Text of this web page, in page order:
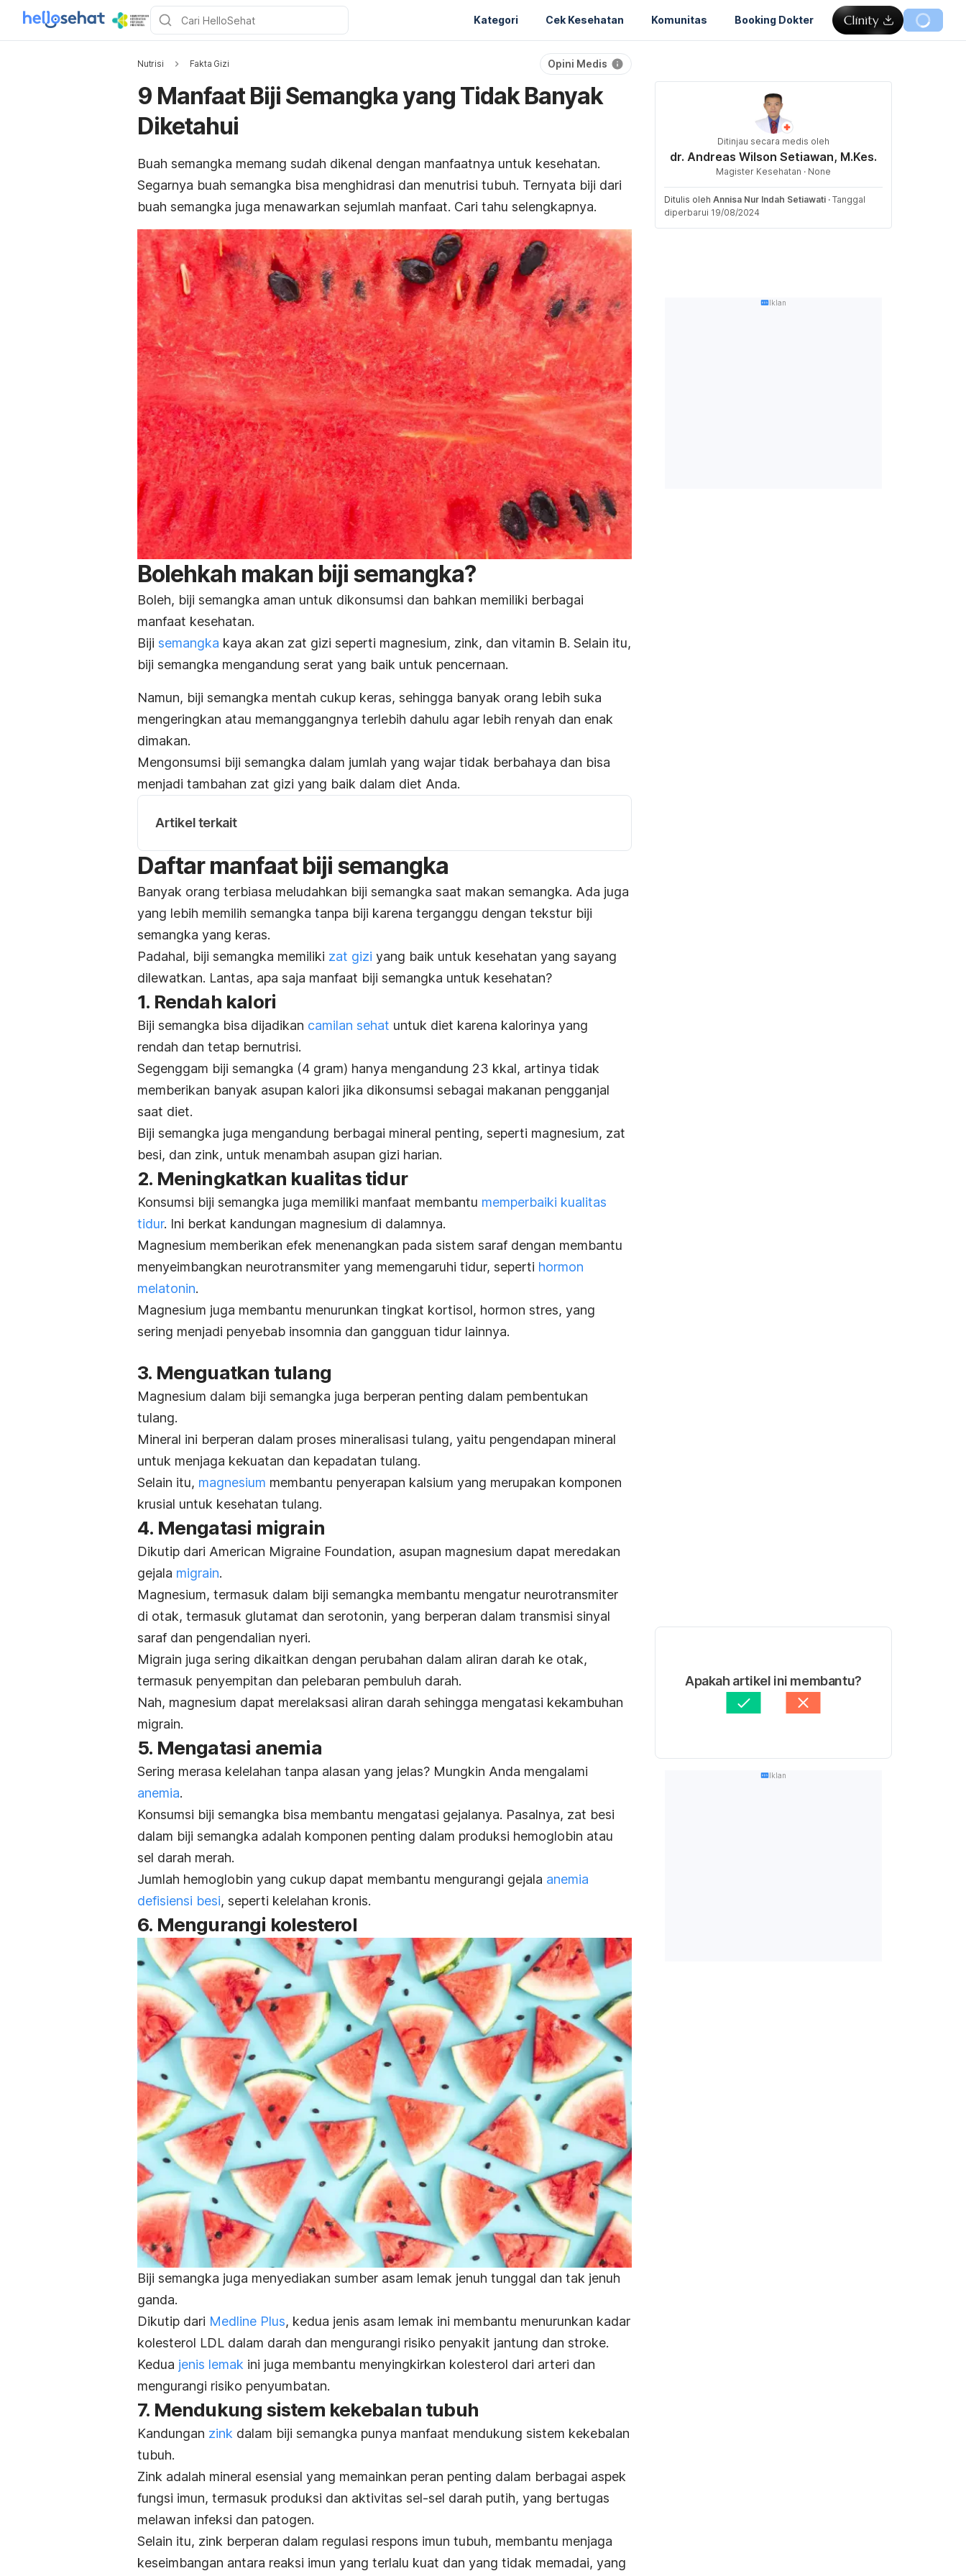
Kategori Cek Kesehatan Komunitas Booking Dokter
Nutrisi Fakta Gizi Opini Medis
9 Manfaat Biji Semangka yang Tidak Banyak
Diketahui
Buah semangka memang sudah dikenal dengan manfaatnya untuk kesehatan.
Segarnya buah semangka bisa menghidrasi dan menutrisi tubuh. Ternyata biji dari
buah semangka juga menawarkan sejumlah manfaat. Cari tahu selengkapnya.
Bolehkah makan biji semangka?
Boleh, biji semangka aman untuk dikonsumsi dan bahkan memiliki berbagai
manfaat kesehatan.
Biji semangka kaya akan zat gizi seperti magnesium, zink, dan vitamin B. Selain itu,
biji semangka mengandung serat yang baik untuk pencernaan.
Namun, biji semangka mentah cukup keras, sehingga banyak orang lebih suka
mengeringkan atau memanggangnya terlebih dahulu agar lebih renyah dan enak
dimakan.
Mengonsumsi biji semangka dalam jumlah yang wajar tidak berbahaya dan bisa
menjadi tambahan zat gizi yang baik dalam diet Anda.
Artikel terkait
Daftar manfaat biji semangka
Banyak orang terbiasa meludahkan biji semangka saat makan semangka. Ada juga
yang lebih memilih semangka tanpa biji karena terganggu dengan tekstur biji
semangka yang keras.
Padahal, biji semangka memiliki zat gizi yang baik untuk kesehatan yang sayang
dilewatkan. Lantas, apa saja manfaat biji semangka untuk kesehatan?
1. Rendah kalori
Biji semangka bisa dijadikan camilan sehat untuk diet karena kalorinya yang
rendah dan tetap bernutrisi.
Segenggam biji semangka (4 gram) hanya mengandung 23 kkal, artinya tidak
memberikan banyak asupan kalori jika dikonsumsi sebagai makanan pengganjal
saat diet.
Biji semangka juga mengandung berbagai mineral penting, seperti magnesium, zat
besi, dan zink, untuk menambah asupan gizi harian.
2. Meningkatkan kualitas tidur
Konsumsi biji semangka juga memiliki manfaat membantu memperbaiki kualitas
tidur. Ini berkat kandungan magnesium di dalamnya.
Magnesium memberikan efek menenangkan pada sistem saraf dengan membantu
menyeimbangkan neurotransmiter yang memengaruhi tidur, seperti hormon
melatonin.
Magnesium juga membantu menurunkan tingkat kortisol, hormon stres, yang
sering menjadi penyebab insomnia dan gangguan tidur lainnya.
3. Menguatkan tulang
Magnesium dalam biji semangka juga berperan penting dalam pembentukan
tulang.
Mineral ini berperan dalam proses mineralisasi tulang, yaitu pengendapan mineral
untuk menjaga kekuatan dan kepadatan tulang.
Selain itu, magnesium membantu penyerapan kalsium yang merupakan komponen
krusial untuk kesehatan tulang.
4. Mengatasi migrain
Dikutip dari American Migraine Foundation, asupan magnesium dapat meredakan
gejala migrain.
Magnesium, termasuk dalam biji semangka membantu mengatur neurotransmiter
di otak, termasuk glutamat dan serotonin, yang berperan dalam transmisi sinyal
saraf dan pengendalian nyeri.
Migrain juga sering dikaitkan dengan perubahan dalam aliran darah ke otak,
termasuk penyempitan dan pelebaran pembuluh darah.
Nah, magnesium dapat merelaksasi aliran darah sehingga mengatasi kekambuhan
migrain.
5. Mengatasi anemia
Sering merasa kelelahan tanpa alasan yang jelas? Mungkin Anda mengalami
anemia.
Konsumsi biji semangka bisa membantu mengatasi gejalanya. Pasalnya, zat besi
dalam biji semangka adalah komponen penting dalam produksi hemoglobin atau
sel darah merah.
Jumlah hemoglobin yang cukup dapat membantu mengurangi gejala anemia
defisiensi besi, seperti kelelahan kronis.
6. Mengurangi kolesterol
Biji semangka juga menyediakan sumber asam lemak jenuh tunggal dan tak jenuh
ganda.
Dikutip dari Medline Plus, kedua jenis asam lemak ini membantu menurunkan kadar
kolesterol LDL dalam darah dan mengurangi risiko penyakit jantung dan stroke.
Kedua jenis lemak ini juga membantu menyingkirkan kolesterol dari arteri dan
mengurangi risiko penyumbatan.
7. Mendukung sistem kekebalan tubuh
Kandungan zink dalam biji semangka punya manfaat mendukung sistem kekebalan
tubuh.
Zink adalah mineral esensial yang memainkan peran penting dalam berbagai aspek
fungsi imun, termasuk produksi dan aktivitas sel-sel darah putih, yang bertugas
melawan infeksi dan patogen.
Selain itu, zink berperan dalam regulasi respons imun tubuh, membantu menjaga
keseimbangan antara reaksi imun yang terlalu kuat dan yang tidak memadai, yang
Ditinjau secara medis oleh
dr. Andreas Wilson Setiawan, M.Kes.
Magister Kesehatan · None
Ditulis oleh Annisa Nur Indah Setiawati · Tanggal
diperbarui 19/08/2024
Iklan
Apakah artikel ini membantu?
Iklan